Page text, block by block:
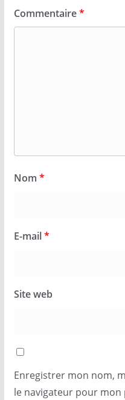
Commentaire*
Nom *
E-mail*
Site web
Enregistrer mon nom,
le navigateur pour